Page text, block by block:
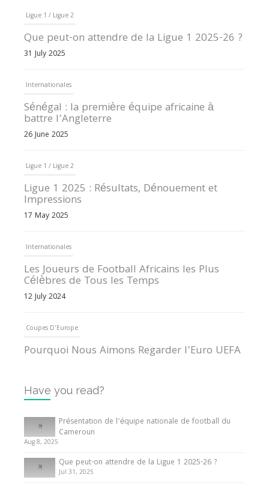
Ligue 1 / Ligue 2
Que peut-on attendre de la Ligue 1 2025-26 ?
31 July 2025
Internationales
Sénégal : la première équipe africaine à
battre l’Angleterre
26 June 2025
Ligue 1 / Ligue 2
Ligue 1 2025 : Résultats, Dénouement et
Impressions
17 May 2025
Internationales
Les Joueurs de Football Africains les Plus
Célèbres de Tous les Temps
12 July 2024
Coupes D'Europe
Pourquoi Nous Aimons Regarder l’Euro UEFA
Internationales
Tout ce que vous devez savoir sur la Coupe
d’Afrique des Nations
10 May 2024
Internationales
Have you read?
Présentation de l’équipe nationale de football du
Cameroun
Aug 8, 2025
Que peut-on attendre de la Ligue 1 2025-26 ?
Jul 31, 2025